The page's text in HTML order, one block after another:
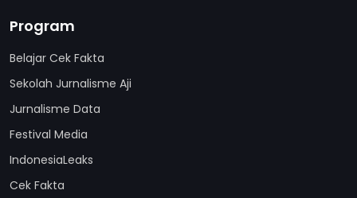
Program
Belajar Cek Fakta
Sekolah Jurnalisme Aji
Jurnalisme Data
Festival Media
IndonesiaLeaks
Cek Fakta